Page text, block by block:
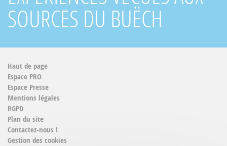
SOURCES DU BUËCH
Haut de page
Espace PRO
Espace Presse
Mentions légales
RGPD
Plan du site
Contactez-nous !
Gestion des cookies